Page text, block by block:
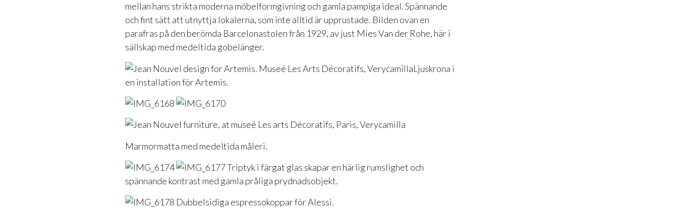
mellan hans strikta moderna möbelformgivning och gamla pampiga ideal. Spännande
och fint sätt att utnyttja lokalerna, som inte alltid är upprustade. Bilden ovan en
parafras på den berömda Barcelonastolen från 1929, av just Mies Van der Rohe, här i
sällskap med medeltida gobelänger.
Ljuskrona i
en installation för Artemis.
Marmormatta med medeltida måleri.
Triptyk i färgat glas skapar en härlig rumslighet och
spännande kontrast med gamla pråliga prydnadsobjekt.
Dubbelsidiga espressokoppar för Alessi.